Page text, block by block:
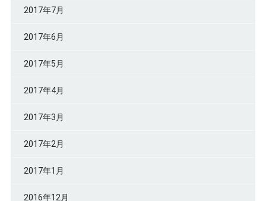
2017年7月
2017年6月
2017年5月
2017年4月
2017年3月
2017年2月
2017年1月
2016年12月